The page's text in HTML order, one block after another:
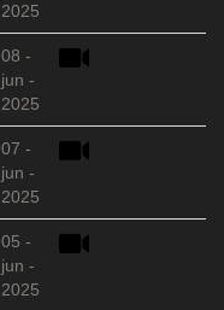
2025
08 -
jun -
2025
07 -
jun -
2025
05 -
jun -
2025